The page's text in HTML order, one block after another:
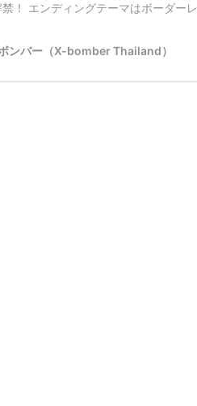
！ エンディングテーマはボーダー
ンバー（X-bomber Thailand）